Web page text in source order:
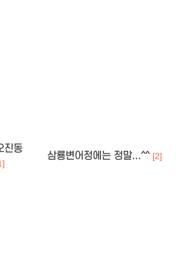
진동
삼룡변어정에는 정말...^^ [2]